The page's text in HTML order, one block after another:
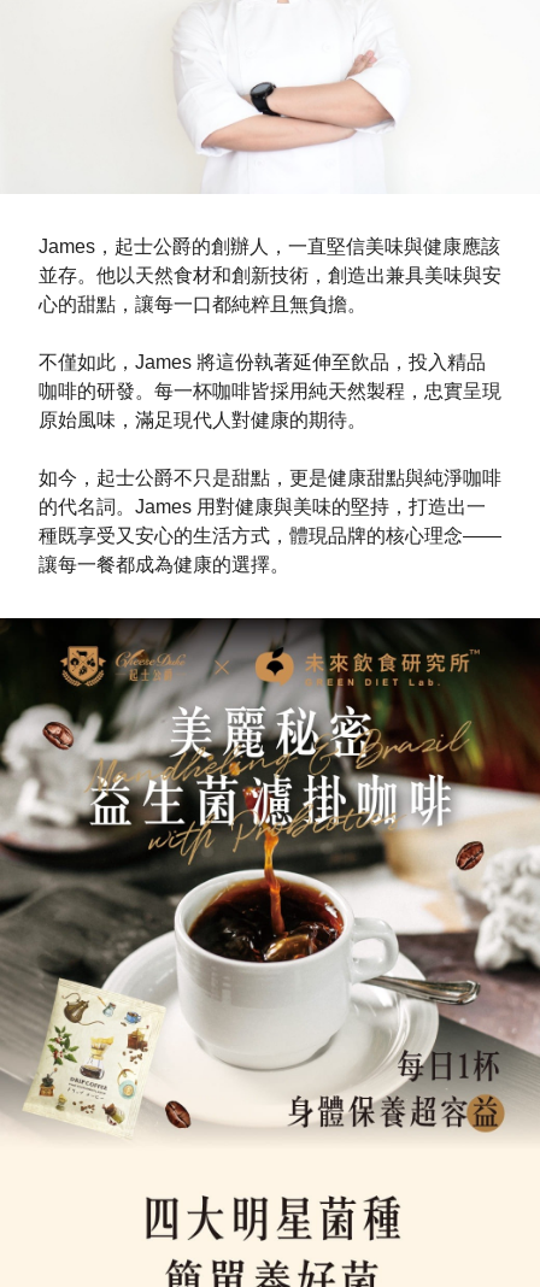
James，起士公爵的創辦人，一直堅信美味與健康應該
並存。他以天然食材和創新技術，創造出兼具美味與安
心的甜點，讓每一口都純粹且無負擔。
不僅如此，James 將這份執著延伸至飲品，投入精品
咖啡的研發。每一杯咖啡皆採用純天然製程，忠實呈現
原始風味，滿足現代人對健康的期待。
如今，起士公爵不只是甜點，更是健康甜點與純淨咖啡
的代名詞。James 用對健康與美味的堅持，打造出一
種既享受又安心的生活方式，體現品牌的核心理念——
讓每一餐都成為健康的選擇。